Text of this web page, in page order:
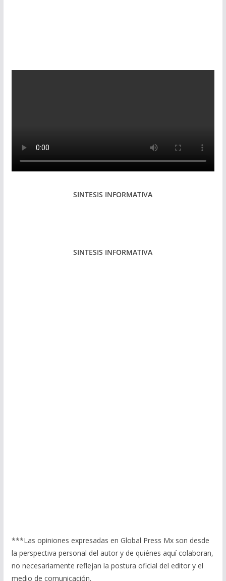
SINTESIS INFORMATIVA
SINTESIS INFORMATIVA
***Las opiniones expresadas en Global Press Mx son desde
la perspectiva personal del autor y de quiénes aquí colaboran,
no necesariamente reflejan la postura oficial del editor y el
medio de comunicación.